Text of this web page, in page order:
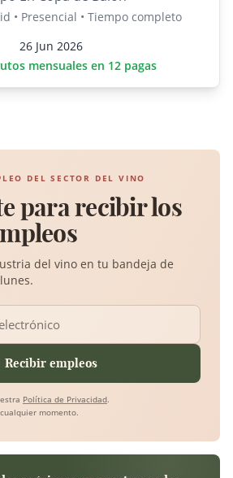
• Presencial • Tiempo completo
26 Jun 2026
mensuales en 12 pagas
DEL SECTOR DEL VINO
para recibir los
del vino en tu bandeja de
Recibir empleos
Política de Privacidad.
momento.